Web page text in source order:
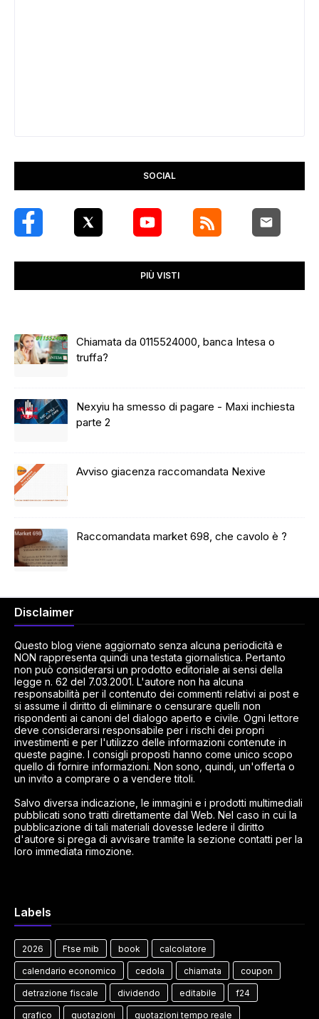
SOCIAL
PIÙ VISTI
Chiamata da 0115524000, banca Intesa o
truffa?
Nexyiu ha smesso di pagare - Maxi inchiesta
parte 2
Avviso giacenza raccomandata Nexive
Raccomandata market 698, che cavolo è ?
Disclaimer
Questo blog viene aggiornato senza alcuna periodicità e
NON rappresenta quindi una testata giornalistica. Pertanto
non può considerarsi un prodotto editoriale ai sensi della
legge n. 62 del 7.03.2001. L'autore non ha alcuna
responsabilità per il contenuto dei commenti relativi ai post e
si assume il diritto di eliminare o censurare quelli non
rispondenti ai canoni del dialogo aperto e civile. Ogni lettore
deve considerarsi responsabile per i rischi dei propri
investimenti e per l'utilizzo delle informazioni contenute in
queste pagine. I consigli proposti hanno come unico scopo
quello di fornire informazioni. Non sono, quindi, un'offerta o
un invito a comprare o a vendere titoli.
Salvo diversa indicazione, le immagini e i prodotti multimediali
pubblicati sono tratti direttamente dal Web. Nel caso in cui la
pubblicazione di tali materiali dovesse ledere il diritto
d'autore si prega di avvisare tramite la sezione contatti per la
loro immediata rimozione.
Labels
2026 Ftse mib book calcolatore
calendario economico cedola chiamata coupon
detrazione fiscale dividendo editabile f24
grafico quotazioni quotazioni tempo reale